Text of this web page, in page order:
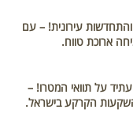
והתחדשות עירונית! – עם
ארוכת טווח.
על תוואי המטרו! –
הקרקע בישראל.